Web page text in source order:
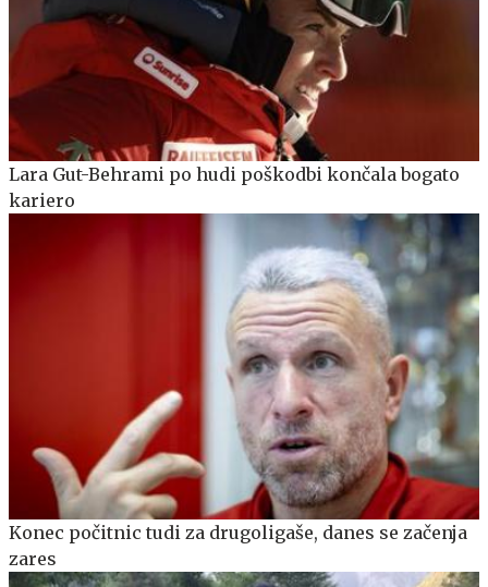
Lara Gut-Behrami po hudi poškodbi končala bogato
kariero
Konec počitnic tudi za drugoligaše, danes se začenja
zares